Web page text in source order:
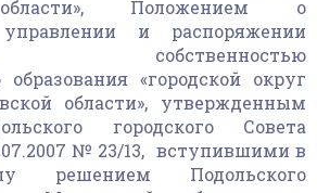
Положением о
и распоряжении
собственностью
«городской округ
области», утвержденным
городского Совета
№ 23/13, вступившими в
решением Подольского